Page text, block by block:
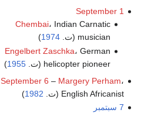
September 1
Chembai، Indian Carnatic
musician (ت.
1974
)
Engelbert Zaschka، German
helicopter pioneer (ت.
1955
)
September 6 – Margery Perham،
English Africanist (ت.
1982
)
7 سبتمبر